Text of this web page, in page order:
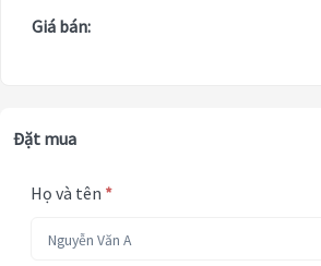
Giá bán:
Đặt mua
Họ và tên *